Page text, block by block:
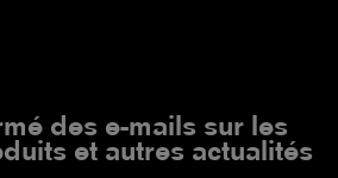
des e-mails sur les
et autres actualités